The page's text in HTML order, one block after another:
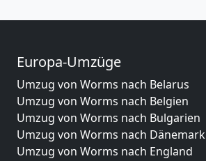
Europa-Umzüge
Umzug von Worms nach Belarus
Umzug von Worms nach Belgien
Umzug von Worms nach Bulgarien
Umzug von Worms nach Dänemark
Umzug von Worms nach England